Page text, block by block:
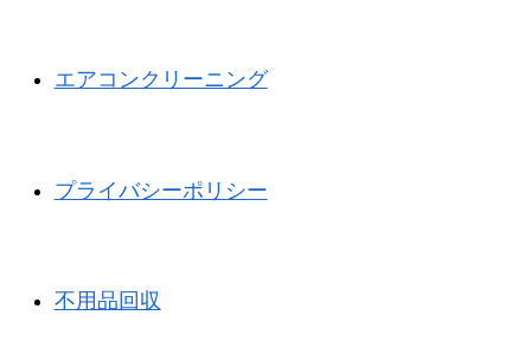
エアコンクリーニング
プライバシーポリシー
不用品回収